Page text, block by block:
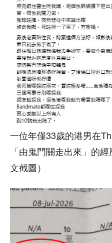
一位年僅33歲的港男在
「由鬼門關走出來」的
文截圖）